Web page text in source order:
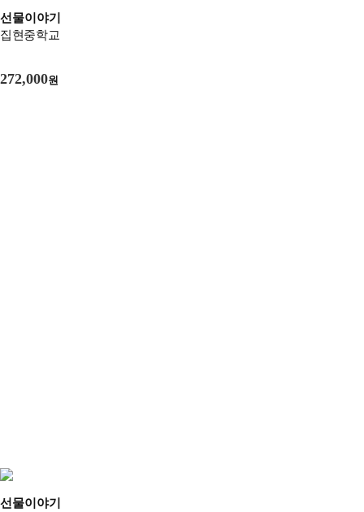
선물이야기
집현중학교
272,000원
선물이야기